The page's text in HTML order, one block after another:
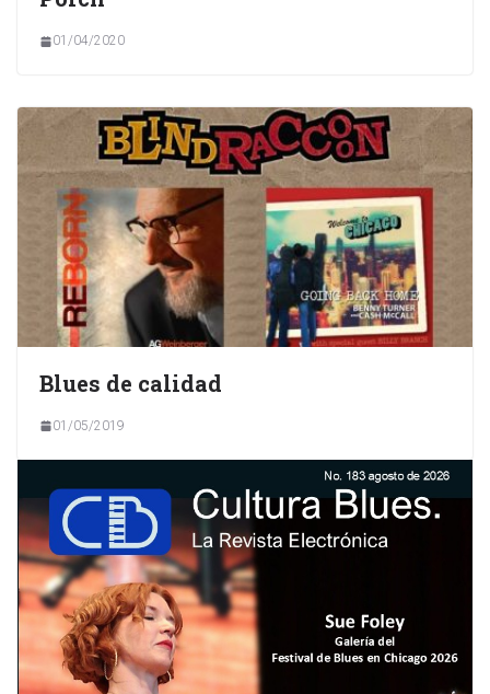
01/04/2020
Blues de calidad
01/05/2019